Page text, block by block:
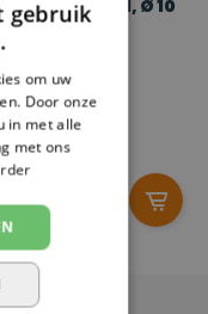
Ø 10
(4:1): 3,15 ton
10 mm
0,5 - 5 m
gebruik
om uw
Door onze
in met alle
met ons